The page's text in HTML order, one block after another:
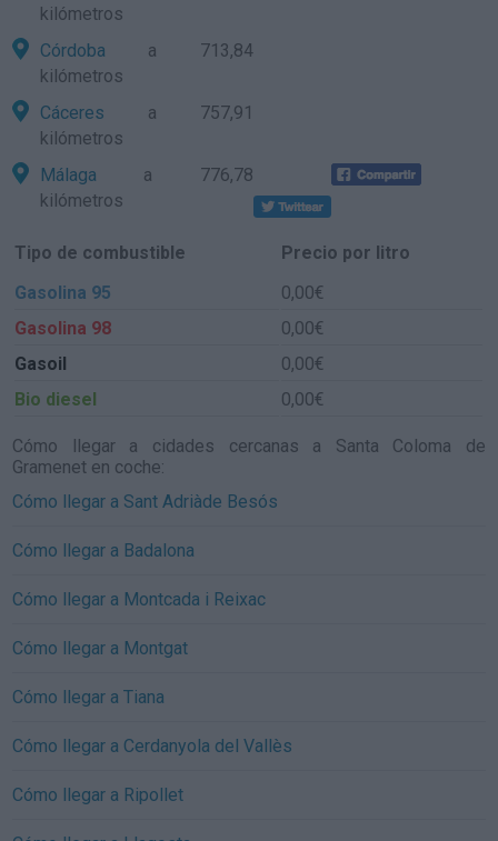
kilómetros
Córdoba a 713,84
kilómetros
Cáceres a 757,91
kilómetros
Málaga a 776,78
kilómetros
Tipo de combustible
Precio por litro
Gasolina 95
0,00€
Gasolina 98
0,00€
Gasoil
0,00€
Bio diesel
0,00€
Cómo llegar a cidades cercanas a Santa Coloma de
Gramenet en coche:
Cómo llegar a Sant Adriàde Besós
Cómo llegar a Badalona
Cómo llegar a Montcada i Reixac
Cómo llegar a Montgat
Cómo llegar a Tiana
Cómo llegar a Cerdanyola del Vallès
Cómo llegar a Ripollet